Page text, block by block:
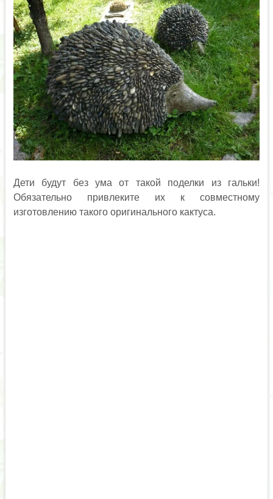
Дети будут без ума от такой поделки из гальки!
Обязательно привлеките их к совместному
изготовлению такого оригинального кактуса.